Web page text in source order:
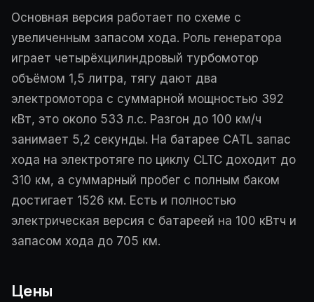
Основная версия работает по схеме с
увеличенным запасом хода. Роль генератора
играет четырёхцилиндровый турбомотор
объёмом 1,5 литра, тягу дают два
электромотора с суммарной мощностью 392
кВт, это около 533 л.с. Разгон до 100 км/ч
занимает 5,2 секунды. На батарее CATL запас
хода на электротяге по циклу CLTC доходит до
310 км, а суммарный пробег с полным баком
достигает 1526 км. Есть и полностью
электрическая версия с батареей на 100 кВтч и
запасом хода до 705 км.
Цены